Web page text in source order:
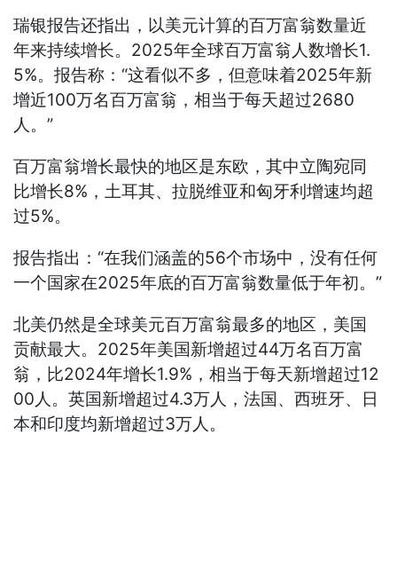
瑞银报告还指出，以美元计算的百万富翁数量近
年来持续增长。2025年全球百万富翁人数增长1.
5%。报告称：“这看似不多，但意味着2025年新
增近100万名百万富翁，相当于每天超过2680
人。”
百万富翁增长最快的地区是东欧，其中立陶宛同
比增长8%，土耳其、拉脱维亚和匈牙利增速均超
过5%。
报告指出：“在我们涵盖的56个市场中，没有任何
一个国家在2025年底的百万富翁数量低于年初。”
北美仍然是全球美元百万富翁最多的地区，美国
贡献最大。2025年美国新增超过44万名百万富
翁，比2024年增长1.9%，相当于每天新增超过12
00人。英国新增超过4.3万人，法国、西班牙、日
本和印度均新增超过3万人。